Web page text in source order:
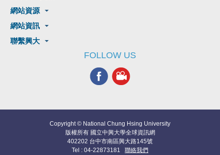
網站資源
網站資訊
聯繫興大
FOLLOW US
Copyright © National Chung Hsing University
版權所有 國立中興大學全球資訊網
402202 台中市南區興大路145號
Tel : 04-22873181 聯絡我們